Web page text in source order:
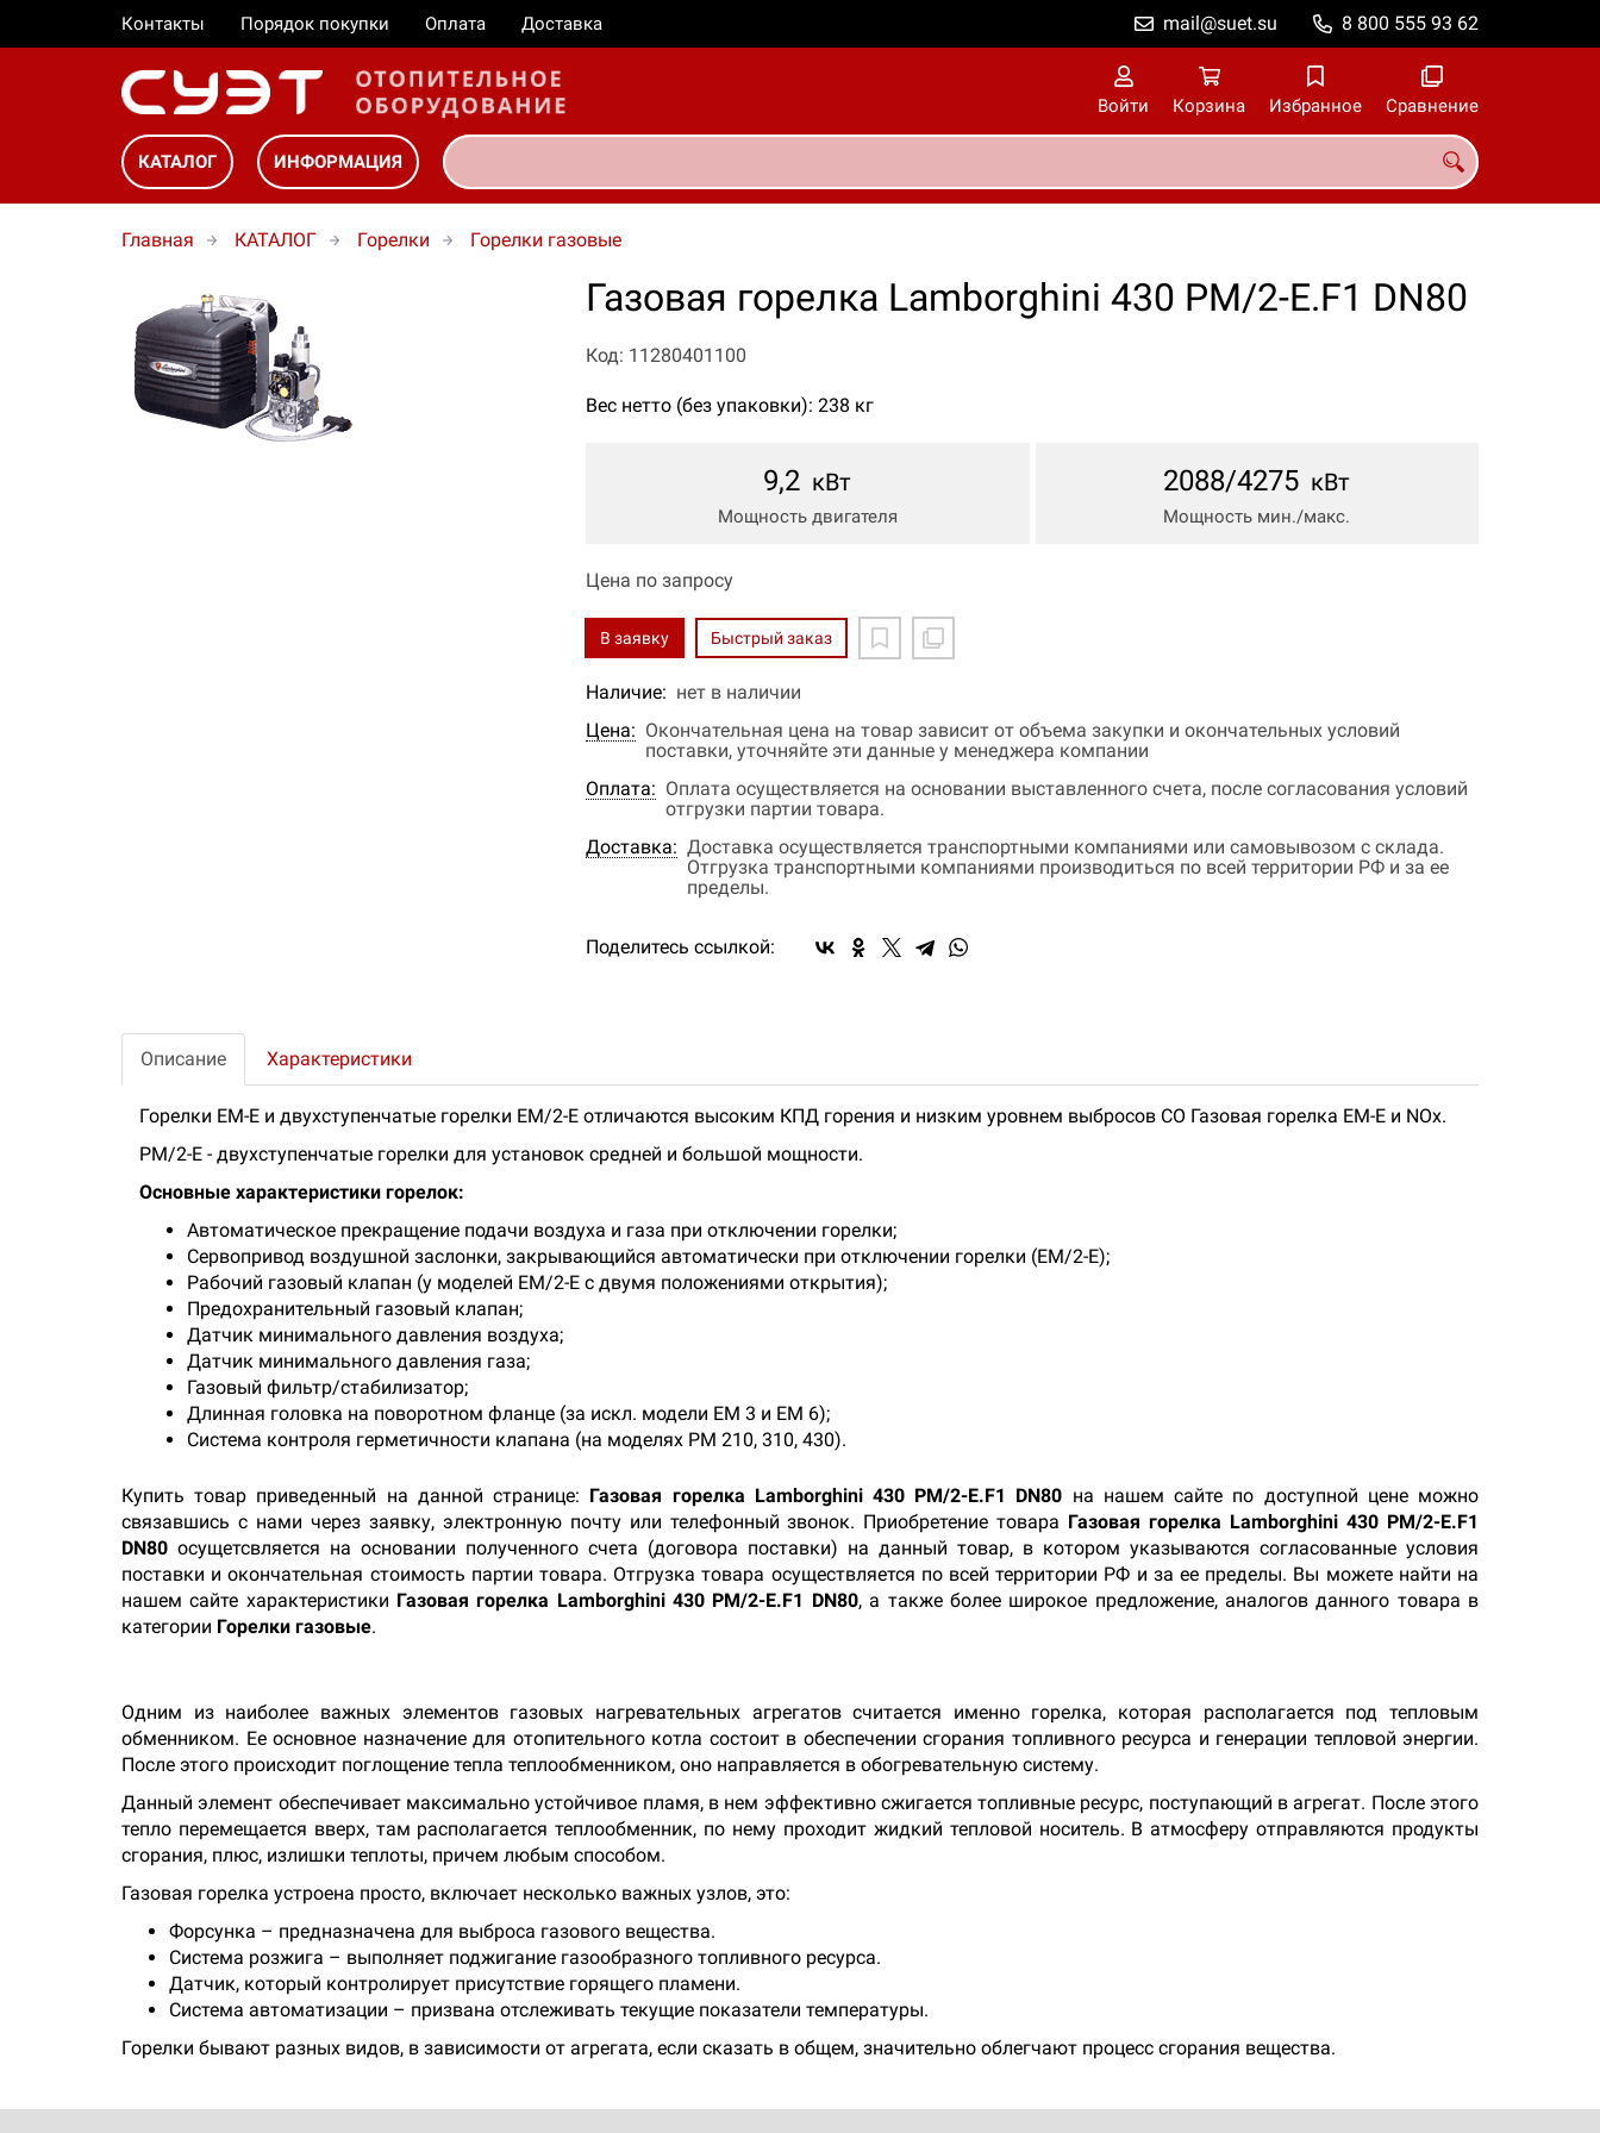
Контакты Порядок покупки Оплата Доставка 8 800 555 93 62
mail@suet.su
Войти Корзина Избранное Сравнение
КАТАЛОГ ИНФОРМАЦИЯ
Главная КАТАЛОГ Горелки Горелки газовые
Газовая горелка Lamborghini 430 PM/2-E.F1 DN80
Код: 11280401100
Вес нетто (без упаковки): 238 кг
9,2 кВт
Мощность двигателя
2088/4275 кВт
Мощность мин./макс.
Цена по запросу
В заявку Быстрый заказ
Наличие: нет в наличии
Цена: Окончательная цена на товар зависит от объема закупки и окончательных условий
поставки, уточняйте эти данные у менеджера компании
Оплата: Оплата осуществляется на основании выставленного счета, после согласования условий
отгрузки партии товара.
Доставка: Доставка осуществляется транспортными компаниями или самовывозом с склада.
Отгрузка транспортными компаниями производиться по всей территории РФ и за ее
пределы.
Поделитесь ссылкой:
Описание Характеристики
Горелки ЕМ-Е и двухступенчатые горелки ЕМ/2-Е отличаются высоким КПД горения и низким уровнем выбросов СО Газовая горелка ЕМ-Е и NOx.
РМ/2-Е - двухступенчатые горелки для установок средней и большой мощности.
Основные характеристики горелок:
Автоматическое прекращение подачи воздуха и газа при отключении горелки;
Сервопривод воздушной заслонки, закрывающийся автоматически при отключении горелки (ЕМ/2-Е);
Рабочий газовый клапан (у моделей ЕМ/2-Е с двумя положениями открытия);
Предохранительный газовый клапан;
Датчик минимального давления воздуха;
Датчик минимального давления газа;
Газовый фильтр/стабилизатор;
Длинная головка на поворотном фланце (за искл. модели ЕМ 3 и ЕМ 6);
Система контроля герметичности клапана (на моделях PM 210, 310, 430).
Купить товар приведенный на данной странице: Газовая горелка Lamborghini 430 PM/2-E.F1 DN80 на нашем сайте по доступной цене можно
связавшись с нами через заявку, электронную почту или телефонный звонок. Приобретение товара Газовая горелка Lamborghini 430 PM/2-E.F1
DN80 осущетсвляется на основании полученного счета (договора поставки) на данный товар, в котором указываются согласованные условия
поставки и окончательная стоимость партии товара. Отгрузка товара осуществляется по всей территории РФ и за ее пределы. Вы можете найти на
нашем сайте характеристики Газовая горелка Lamborghini 430 PM/2-E.F1 DN80, а также более широкое предложение, аналогов данного товара в
категории Горелки газовые.
Одним из наиболее важных элементов газовых нагревательных агрегатов считается именно горелка, которая располагается под тепловым
обменником. Ее основное назначение для отопительного котла состоит в обеспечении сгорания топливного ресурса и генерации тепловой энергии.
После этого происходит поглощение тепла теплообменником, оно направляется в обогревательную систему.
Данный элемент обеспечивает максимально устойчивое пламя, в нем эффективно сжигается топливные ресурс, поступающий в агрегат. После этого
тепло перемещается вверх, там располагается теплообменник, по нему проходит жидкий тепловой носитель. В атмосферу отправляются продукты
сгорания, плюс, излишки теплоты, причем любым способом.
Газовая горелка устроена просто, включает несколько важных узлов, это:
Форсунка – предназначена для выброса газового вещества.
Система розжига – выполняет поджигание газообразного топливного ресурса.
Датчик, который контролирует присутствие горящего пламени.
Система автоматизации – призвана отслеживать текущие показатели температуры.
Горелки бывают разных видов, в зависимости от агрегата, если сказать в общем, значительно облегчают процесс сгорания вещества.